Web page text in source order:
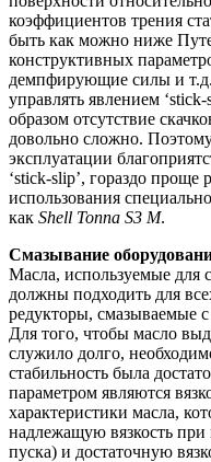
коэффициентов трения
быть как можно ниже
конструктивных
демпфирующие силы и
управлять явлением
образом отсутствие
довольно сложно.
эксплуатации
‘stick-slip’, гораздо
использования
как Shell Tonna S3 M.
Смазывание
Масла, используемые для
должны подходить для
редукторы, смазываемые
Для того, чтобы масло
служило долго,
стабильность была
параметром являются
характеристики масла,
надлежащую вязкость при
пуска) и достаточную